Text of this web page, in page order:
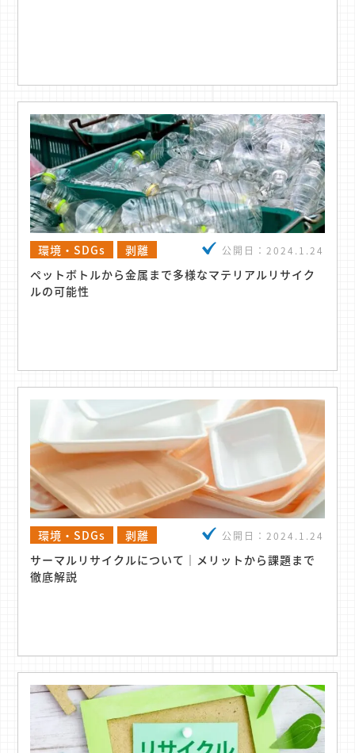
環境・SDGs 剥離 公開日： 2024.1.24
ペットボトルから金属まで多様なマテリアルリサイク
ルの可能性
環境・SDGs 剥離 公開日： 2024.1.24
サーマルリサイクルについて｜メリットから課題まで
徹底解説